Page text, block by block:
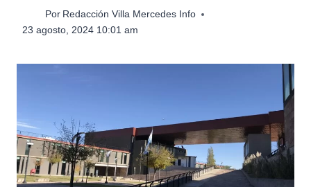
Por Redacción Villa Mercedes Info
23 agosto, 2024 10:01 am